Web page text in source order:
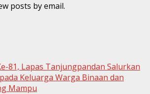
posts by email.
81, Lapas Tanjungpandan Salurkan
Keluarga Warga Binaan dan
Mampu